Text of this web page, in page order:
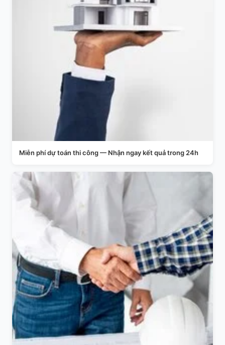
Miễn phí dự toán thi công — Nhận ngay kết quả trong 24h